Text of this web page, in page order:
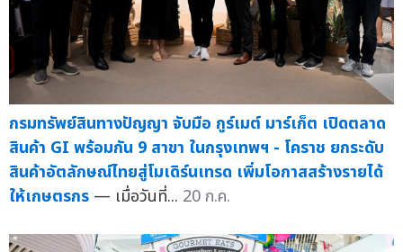
กรมทรัพย์สินทางปัญญา จับมือ กูร์เมต์ มาร์เก็ต เปิดตลาด
สินค้า GI พร้อมกัน 9 สาขา ในกรุงเทพฯ - โคราช ยกระดับ
สินค้าอัตลักษณ์ไทยสู่โมเดิร์นเทรด เพิ่มโอกาสสร้างรายได้
ให้เกษตรกร — เมื่อวันที่... 20 ก.ค.